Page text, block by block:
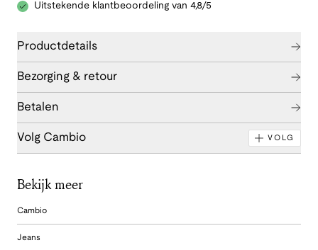
Uitstekende klantbeoordeling van 4,8/5
Productdetails
Bezorging & retour
Betalen
Volg Cambio VOLG
Bekijk meer
Cambio
Jeans